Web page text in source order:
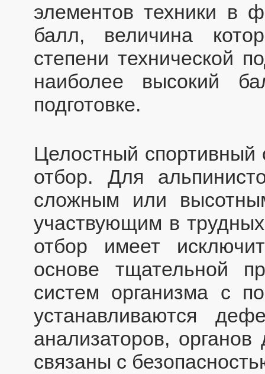
элементов техники в
балл, величина
степени технической
наиболее высокий
подготовке.
Целостный спортивный
отбор. Для
сложным или
участвующим в
отбор имеет
основе тщательной
систем организма с
устанавливаются
анализаторов,
связаны с